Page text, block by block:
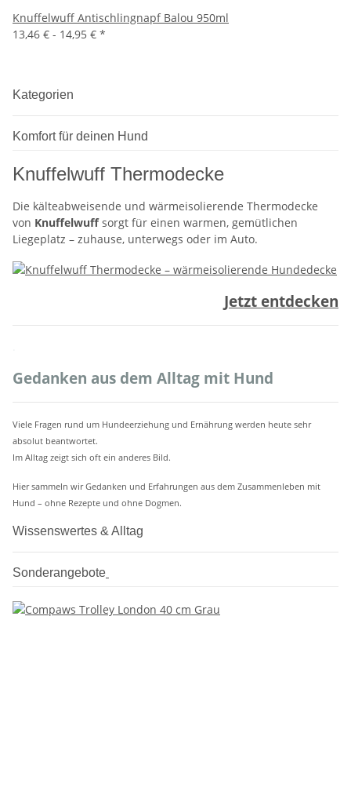
Knuffelwuff Antischlingnapf Balou 950ml
13,46 € - 14,95 € *
Kategorien
Komfort für deinen Hund
Knuffelwuff Thermodecke
Die kälteabweisende und wärmeisolierende Thermodecke
von Knuffelwuffsorgt für einen warmen, gemütlichen
Liegeplatz – zuhause, unterwegs oder im Auto.
Jetzt entdecken
Gedanken aus dem Alltag mit Hund
Viele Fragen rund um Hundeerziehung und Ernährung werden heute sehr
absolut beantwortet.
Im Alltag zeigt sich oft ein anderes Bild.
Hier sammeln wir Gedanken und Erfahrungen aus dem Zusammenleben mit
Hund – ohne Rezepte und ohne Dogmen.
Wissenswertes & Alltag
Sonderangebote